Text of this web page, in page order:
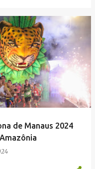
de Manaus 2024